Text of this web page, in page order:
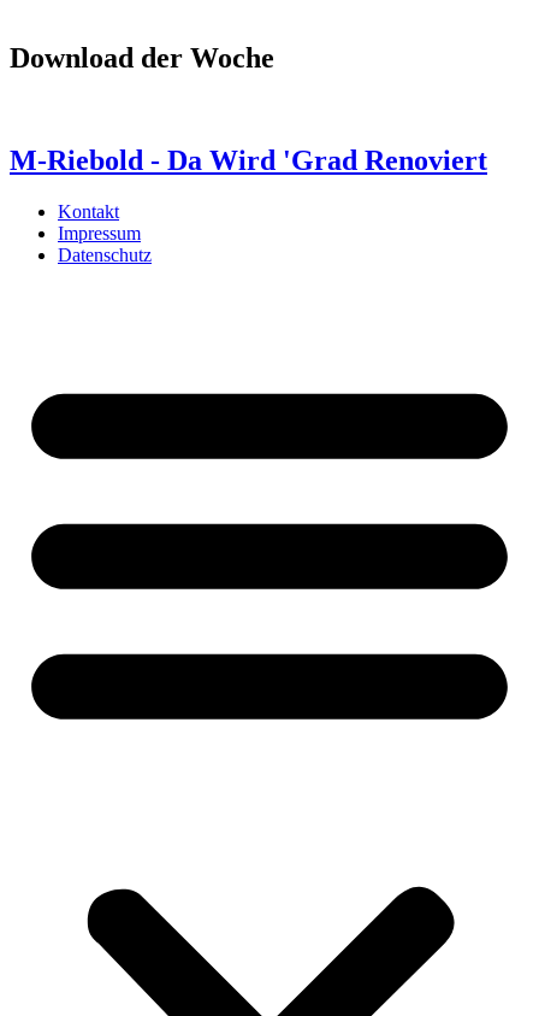
Download der Woche
M-Riebold - Da Wird 'Grad Renoviert
Kontakt
Impressum
Datenschutz